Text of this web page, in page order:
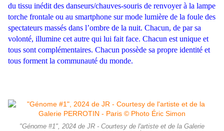
du tissu inédit des danseurs/chauves-souris de renvoyer à la lampe
torche frontale ou au smartphone sur mode lumière de la foule des
spectateurs massés dans l’ombre de la nuit. Chacun, de par sa
volonté, illumine cet autre qui lui fait face. Chacun est unique et
tous sont complémentaires. Chacun possède sa propre identité et
tous forment la communauté du monde.
"Génome #1", 2024 de JR - Courtesy de l'artiste et de la Galerie